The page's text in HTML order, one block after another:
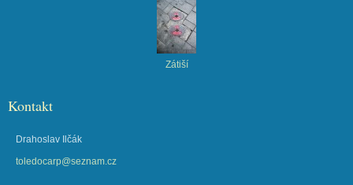
Zátiší
Kontakt
Drahoslav Ilčák
toledocarp@seznam.cz